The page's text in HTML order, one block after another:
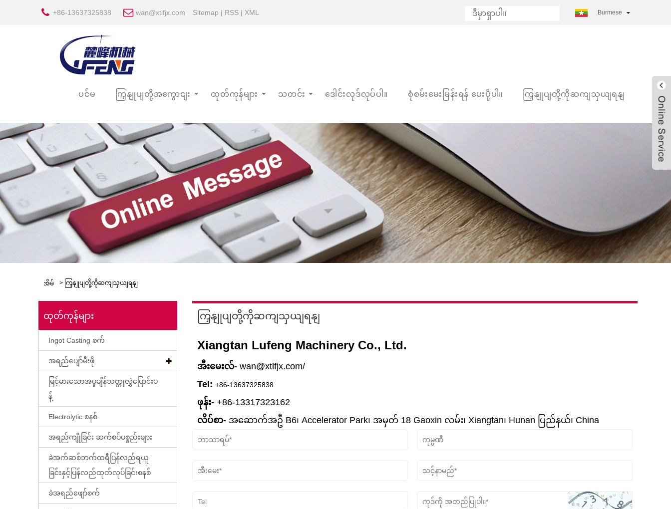
+86-13637325838 wan@xtlfjx.com Sitemap | RSS | XML Burmese
ပင်မ ကြှနျုပျတို့အကွောငျး ထုတ်ကုန်များ သတင်း ဒေါင်းလုဒ်လုပ်ပါ။ စုံစမ်းမေးမြန်းရန် ပေးပို့ပါ။ ကြှနျုပျတို့ကိုဆကျသှယျရနျ
အိမ် > ကြှနျုပျတို့ကိုဆကျသှယျရနျ
ထုတ်ကုန်များ
Ingot Casting စက်
အရည်ပျော်မီးဖို
မြင့်မားသောအပူချိန်သတ္တုလွှဲပြောင်းပ
န့်
Electrolytic စနစ်
အရည်ကျိုခြင်း ဆက်စပ်ပစ္စည်းများ
ခဲအက်ဆစ်ဘက်ထရီပြန်လည်ရယူ
ခြင်းနှင့်ပြန်လည်ထုတ်လုပ်ခြင်းစနစ်
ခဲအရည်ဖျော်စက်
ကြှနျုပျတို့ကိုဆကျသှယျရနျ
Xiangtan Lufeng Machinery Co., Ltd.
အီးမေးလ်- wan@xtlfjx.com/
Tel: +86-13637325838
ဖုန်း- +86-13317323162
လိပ်စာ-အဆောက်အဦ B6၊ Accelerator Park၊ အမှတ် 18 Gaoxin လမ်း၊ Xiangtan၊ Hunan ပြည်နယ်၊ China